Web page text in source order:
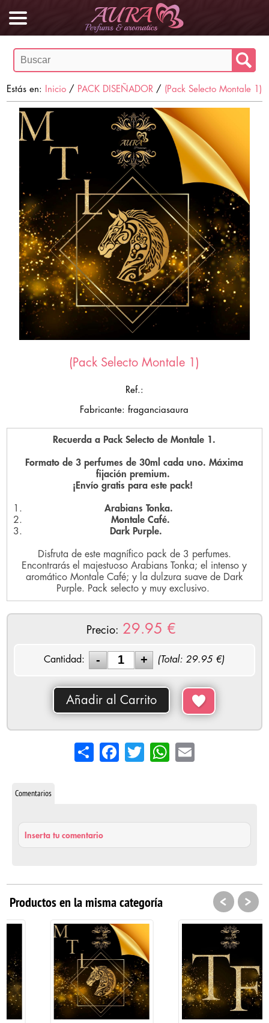
Estás en: Inicio / PACK DISEÑADOR / (Pack Selecto Montale 1)
(Pack Selecto Montale 1)
Ref.:
Fabricante: fraganciasaura
Recuerda a Pack Selecto de Montale 1.
Formato de 3 perfumes de 30ml cada uno. Máxima
fijación premium.
¡Envío gratis para este pack!
Arabians Tonka.
Montale Café.
Dark Purple.
Disfruta de este magnífico pack de 3 perfumes.
Encontrarás el majestuoso Arabians Tonka; el intenso y
aromático Montale Café; y la dulzura suave de Dark
Purple. Pack selecto y muy exclusivo.
Precio: 29.95 €
Cantidad: (Total: 29.95 €)
Añadir al Carrito
Share FacebookTwitterWhatsApp
Email
Comentarios
Inserta tu comentario
Productos en la misma categoría < >